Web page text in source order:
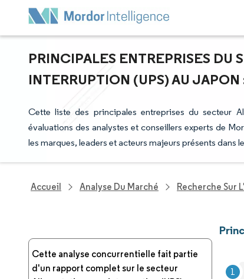
PRINCIPALES ENTREPRISES DU
INTERRUPTION (UPS) AU
Cette liste des principales entreprises du secteur
évaluations des analystes et conseillers experts de
les marques, leaders et acteurs majeurs présents dans le
Accueil Analyse Du Marché Recherche Sur
Cette analyse concurrentielle fait partie
d'un rapport complet sur le secteur